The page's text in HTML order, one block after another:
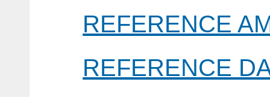
REFERENCE
REFERENCE